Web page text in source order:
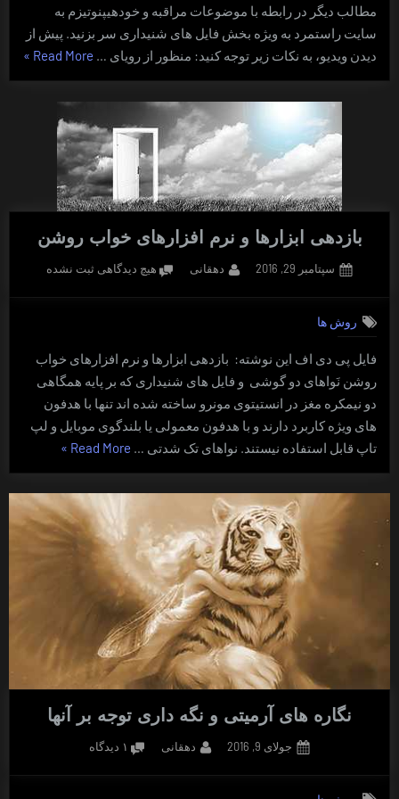
توسط
راستمرد)
مطالب دیگر در رابطه با موضوعات مراقبه و خودهیپنوتیزم به
سایت راستمرد به ویژه بخش فایل های شنیداری سر بزنید. پیش از
دیدن ویدیو، به نکات زیر توجه کنید: منظور از رویای … Read More
سایت
»
بازدهی ابزارها و نرم افزارهای خواب روشن
Posted
سپتامبر 29, 2016 By
دهقانی هیچ دیدگاهیبرای
افزارهای
خواب
روشن
ثبت نشده
روش ها
فایل پی دی اف این نوشته: بازدهی ابزارها و نرم افزارهای خواب
روشن نَواهای دو گوشی و فایل های شنیداری که بر پایه همگاهی
دو نیمکره مغز در انستیتوی مونرو ساخته شده اند تنها با هدفون
های ویژه کاربرد دارند و با هدفون معمولی یا بلندگوی موبایل و لپ
تاپ قابل استفاده نیستند. نواهای تک شدتی … Read More “بازدهی
و
نرم
افزارهای
»
نگاره های آرمیتی و نگه داری توجه بر آنها
Posted
جولای 9, 2016 By
دهقانی ۱ دیدگاه